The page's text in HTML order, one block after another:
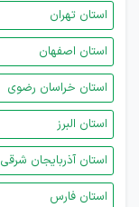
استان تهران
استان اصفهان
استان خراسان رضوی
استان البرز
استان آذربایجان شرقی
استان فارس